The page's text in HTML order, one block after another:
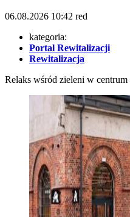
06.08.2026 10:42 red
kategoria:
Portal Rewitalizacji
Rewitalizacja
Relaks wśród zieleni w centrum